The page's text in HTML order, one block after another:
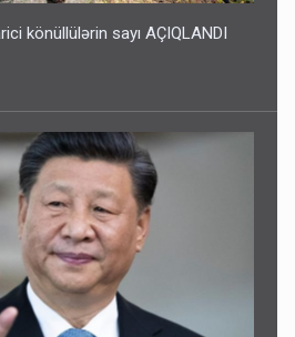
könüllülərin sayı AÇIQLANDI